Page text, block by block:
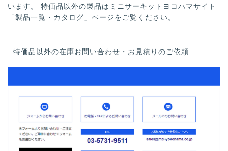
います。 特価品以外の製品はミニサーキットヨコハマサイト
「製品一覧・カタログ」ページをご覧ください。
特価品以外の在庫お問い合わせ・お見積りのご依頼